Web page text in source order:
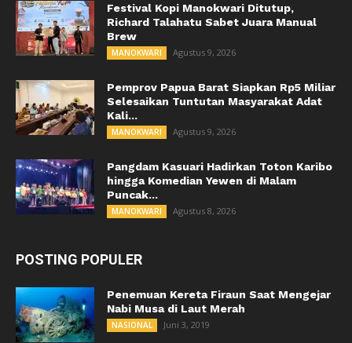
Festival Kopi Manokwari Ditutup,
Richard Talahatu Sabet Juara Manual
Brew
MANOKWARI Agustus 9, 2026
Pemprov Papua Barat Siapkan Rp5 Miliar
Selesaikan Tuntutan Masyarakat Adat
Kali...
MANOKWARI Agustus 9, 2026
Pangdam Kasuari Hadirkan Toton Karibo
hingga Komedian Yewen di Malam
Puncak...
MANOKWARI Agustus 8, 2026
POSTING POPULER
Penemuan Kereta Firaun Saat Mengejar
Nabi Musa di Laut Merah
NASIONAL Juni 3, 2019